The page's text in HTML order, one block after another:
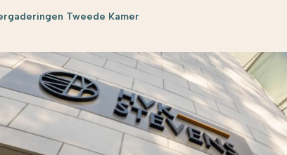
Tweede Kamer